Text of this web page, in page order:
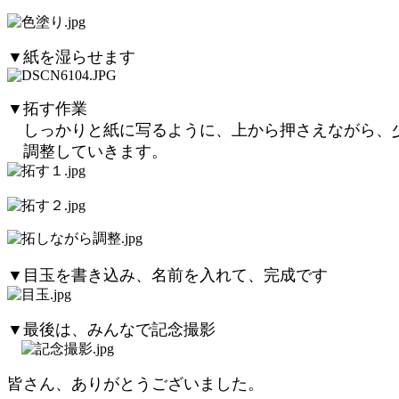
▼紙を湿らせます
▼拓す作業
しっかりと紙に写るように、上から押さえながら、
調整していきます。
▼目玉を書き込み、名前を入れて、完成です
▼最後は、みんなで記念撮影
皆さん、ありがとうございました。